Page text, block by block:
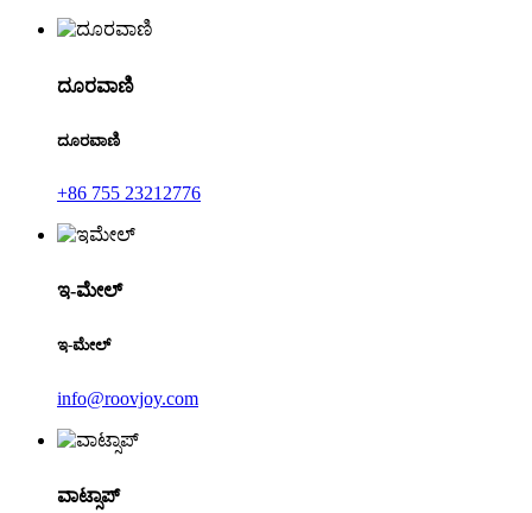
ದೂರವಾಣಿ
ದೂರವಾಣಿ
+86 755 23212776
ಇ-ಮೇಲ್
ಇ-ಮೇಲ್
info@roovjoy.com
ವಾಟ್ಸಾಪ್